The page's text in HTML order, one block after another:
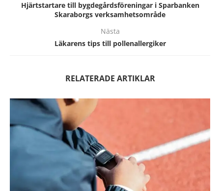
Hjärtstartare till bygdegårdsföreningar i Sparbanken
Skaraborgs verksamhetsområde
Nästa
Läkarens tips till pollenallergiker
RELATERADE ARTIKLAR